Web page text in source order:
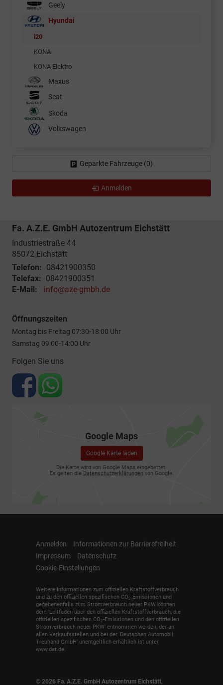
Geely
Hyundai
i20
KONA
KONA Elektro
Maxus
Seat
Skoda
Volkswagen
Geparkte Fahrzeuge (0)
Anmelden
Fa. A.Z.E. GmbH Autozentrum Eichstätt
Industriestraße 44
85072 Eichstätt
Telefon: 08421900350
Telefax: 08421900351
E-Mail:
info@aze-gmbh.de
Öffnungszeiten
Montag bis Freitag 07:30-18:00 Uhr
Samstag 09:00-14:00 Uhr
Folgen Sie uns
Google Maps
Google Karte laden
Die Karte wird von Google Maps eingebettet.
Es gelten die Datenschutzerklärungen von Google.
Anmelden
Informationen zur Barrierefreiheit
Impressum
Datenschutz
Cookie-Einstellungen
Weitere Informationen zum offiziellen Kraftstoffverbrauch
und zu den offiziellen spezifischen CO2-Emissionen und
gegebenenfalls zum Stromverbrauch neuer PKW können
dem 'Leitfaden über den offiziellen Kraftstoffverbrauch, die
offiziellen spezifischen CO2-Emissionen und den offiziellen
Stromverbrauch neuer PKW' entnommen werden, der an
allen Verkaufsstellen und bei der 'Deutschen Automobil
Treuhand GmbH' unentgeltlich erhältlich ist unter
www.dat.de.
© 2026 Fa. A.Z.E. GmbH Autozentrum Eichstätt